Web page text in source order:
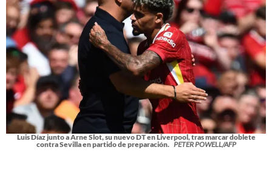
Luis Díaz junto a Arne Slot, su nuevo DT en Liverpool, tras marcar doblete
contra Sevilla en partido de preparación. PETER POWELL/AFP